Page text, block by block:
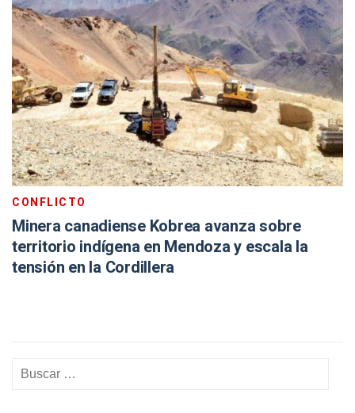
CONFLICTO
Minera canadiense Kobrea avanza sobre
territorio indígena en Mendoza y escala la
tensión en la Cordillera